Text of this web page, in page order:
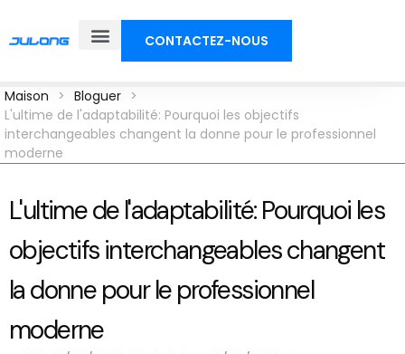
CONTACTEZ-NOUS
Maison > Bloguer >
L'ultime de l'adaptabilité: Pourquoi les objectifs
interchangeables changent la donne pour le professionnel
moderne
L'ultime de l'adaptabilité: Pourquoi les
objectifs interchangeables changent
la donne pour le professionnel
moderne